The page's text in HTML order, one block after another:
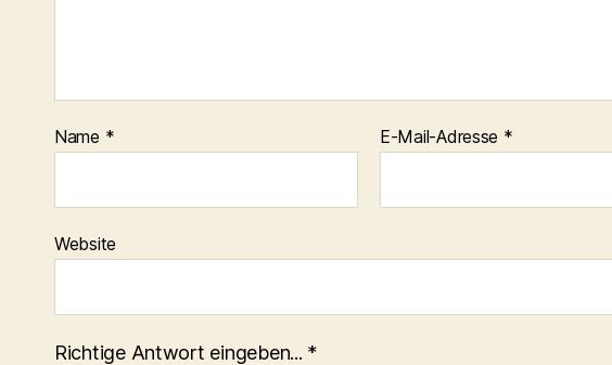
Name * E-Mail-Adresse *
Website
Richtige Antwort eingeben... *